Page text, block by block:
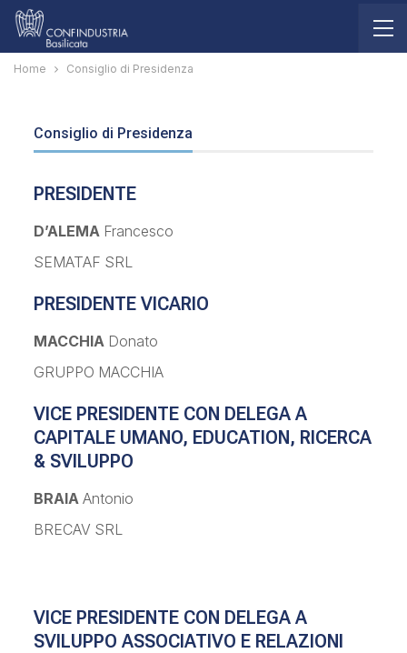
Home Consiglio di Presidenza
Consiglio di Presidenza
PRESIDENTE
D’ALEMA Francesco
SEMATAF SRL
PRESIDENTE VICARIO
MACCHIA Donato
GRUPPO MACCHIA
VICE PRESIDENTE CON DELEGA A
CAPITALE UMANO, EDUCATION, RICERCA
& SVILUPPO
BRAIA Antonio
BRECAV SRL
VICE PRESIDENTE CON DELEGA A
SVILUPPO ASSOCIATIVO E RELAZIONI